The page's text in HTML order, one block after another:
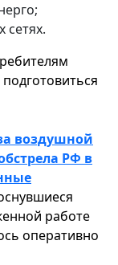
сетях.
воздушной
РФ в
работе
оперативно